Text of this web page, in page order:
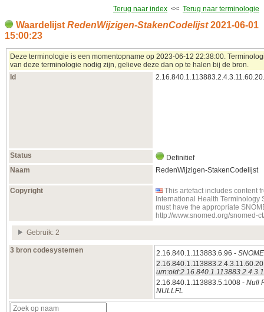
Terug naar index << Terug naar terminologie
Waardelijst RedenWijzigen-StakenCodelijst2021‑06‑01
15:00:23
Deze terminologie is een momentopname op 2023‑06‑12 22:38:00.
van deze terminologie nodig zijn, gelieve deze dan op te halen bij de bron.
Id
Status
Definitief
Naam
RedenWijzigen-StakenCodelijst
Copyright
This artefact includes content
International Health
must have the appropriate
http://www.snomed.org/snomed-
Gebruik: 2
3 bron codesystemen 2.16.840.1.113883.6.96 -
2.16.840.1.113883.5.1008 - Null
NULLFL